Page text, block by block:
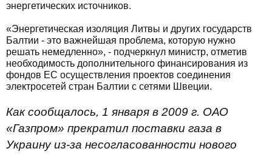
энергетических источников.
«Энергетическая изоляция Литвы и других государств
Балтии - это важнейшая проблема, которую нужно
решать немедленно», - подчеркнул министр, отметив
необходимость дополнительного финансирования из
фондов ЕС осуществления проектов соединения
электросетей стран Балтии с сетями Швеции.
Как сообщалось, 1 января в 2009 г. ОАО
«Газпром» прекратил поставки газа в
Украину из-за несогласованности нового